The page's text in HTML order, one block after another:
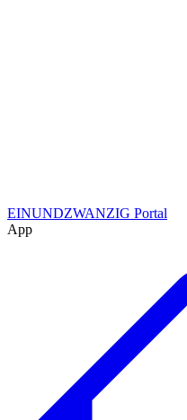
EINUNDZWANZIG Portal
App